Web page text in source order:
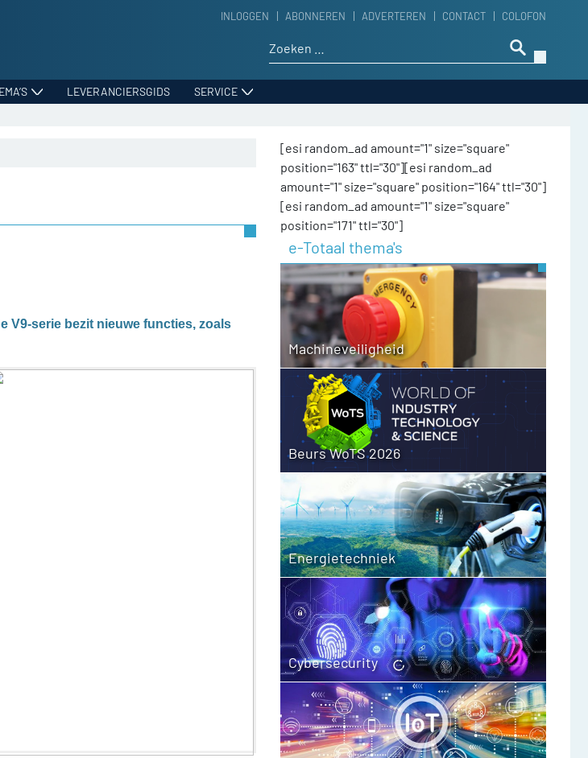
INLOGGEN ABONNEREN ADVERTEREN CONTACT COLOFON
LEVERANCIERSGIDS SERVICE
V9-serie bezit nieuwe functies, zoals
[esi random_ad amount="1" size="square"
position="163" ttl="30"][esi random_ad
amount="1" size="square" position="164" ttl="30"]
[esi random_ad amount="1" size="square"
position="171" ttl="30"]
e-Totaal thema's
Machineveiligheid
Beurs WoTS 2026
Energietechniek
Cybersecurity